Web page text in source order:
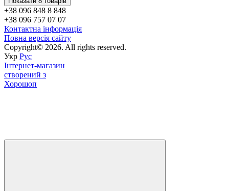
+38 096 848 8 848
+38 096 757 07 07
Контактна інформація
Повна версія сайту
Copyright© 2026. All rights reserved.
Укр Рус
Інтернет-магазин
створений з
Хорошоп